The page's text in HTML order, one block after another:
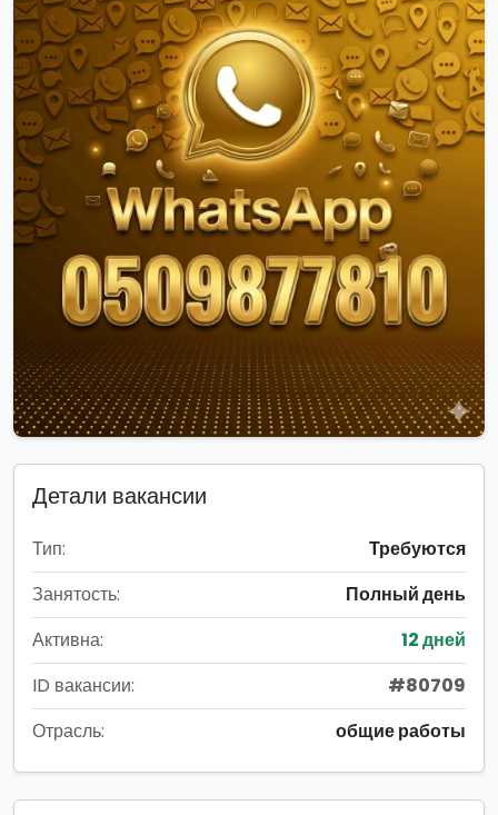
Детали вакансии
Тип:
Требуются
Занятость:
Полный день
Активна:
12 дней
ID вакансии:
#80709
Отрасль:
общие работы